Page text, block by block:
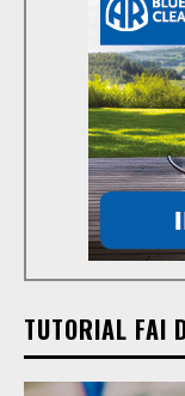
TUTORIAL FAI